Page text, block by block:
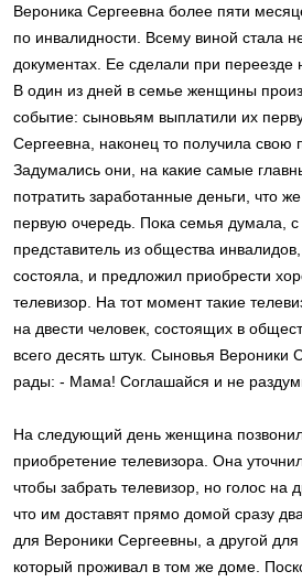
Вероника Сергеевна более пяти
по инвалидности. Всему виной стала
документах. Ее сделали при переезде
В один из дней в семье женщины
событие: сыновьям выплатили их
Сергеевна, наконец то получила свою
Задумались они, на какие самые
потратить заработанные деньги, что
первую очередь. Пока семья думала,
представитель из общества
состояла, и предложил приобрести
телевизор. На тот момент такие
на двести человек, состоящих в
всего десять штук. Сыновья Вероники
рады: - Мама! Соглашайся и не
На следующий день женщина
приобретение телевизора. Она
чтобы забрать телевизор, но голос на
что им доставят прямо домой сразу
для Вероники Сергеевны, а другой
который проживал в том же доме.